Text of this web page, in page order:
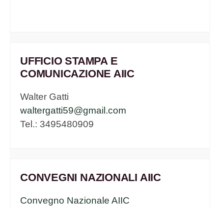
UFFICIO STAMPA E
COMUNICAZIONE AIIC
Walter Gatti
waltergatti59@gmail.com
Tel.: 3495480909
CONVEGNI NAZIONALI AIIC
Convegno Nazionale AIIC